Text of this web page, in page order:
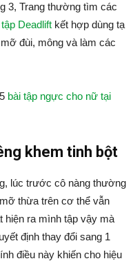
3, Trang thường tìm các
Deadlift kết hợp dùng tạ
đùi, mông và làm các
bài tập ngực cho nữ tại
khem tinh bột
lúc trước cô nàng thường
thừa trên cơ thể vẫn
hiện ra mình tập vậy mà
định thay đổi sang 1
điều này khiến cho hiệu